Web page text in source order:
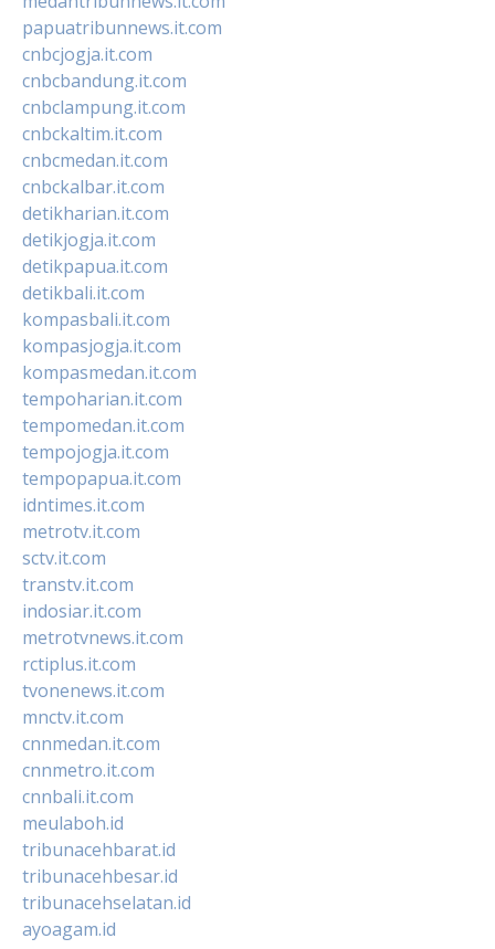
papuatribunnews.it.com
cnbcjogja.it.com
cnbcbandung.it.com
cnbclampung.it.com
cnbckaltim.it.com
cnbcmedan.it.com
cnbckalbar.it.com
detikharian.it.com
detikjogja.it.com
detikpapua.it.com
detikbali.it.com
kompasbali.it.com
kompasjogja.it.com
kompasmedan.it.com
tempoharian.it.com
tempomedan.it.com
tempojogja.it.com
tempopapua.it.com
idntimes.it.com
metrotv.it.com
sctv.it.com
transtv.it.com
indosiar.it.com
metrotvnews.it.com
rctiplus.it.com
tvonenews.it.com
mnctv.it.com
cnnmedan.it.com
cnnmetro.it.com
cnnbali.it.com
meulaboh.id
tribunacehbarat.id
tribunacehbesar.id
tribunacehselatan.id
ayoagam.id